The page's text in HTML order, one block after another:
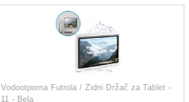
Vodootporna Futrola / Zidni Držač za Tablet -
11 - Bela